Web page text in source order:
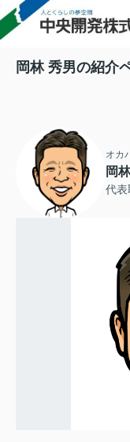
岡林 秀男の紹介
オカ
岡
代表